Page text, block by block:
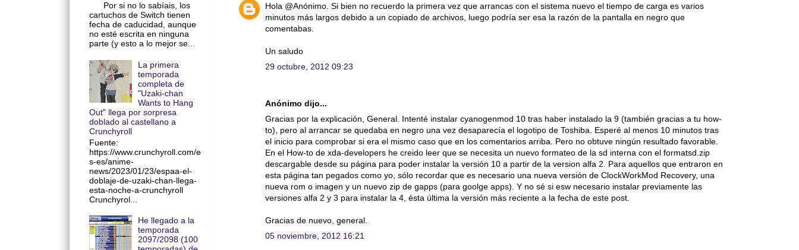
Hola @Anónimo. Si bien no recuerdo la primera vez que arrancas con el sistema nuevo el tiempo de carga es varios
minutos más largos debido a un copiado de archivos, luego podría ser esa la razón de la pantalla en negro que
comentabas.
Un saludo
29 octubre, 2012 09:23
Anónimo dijo...
Gracias por la explicación, General. Intenté instalar cyanogenmod 10 tras haber instalado la 9 (también gracias a tu how-
to), pero al arrancar se quedaba en negro una vez desaparecía el logotipo de Toshiba. Esperé al menos 10 minutos tras
el inicio para comprobar si era el mismo caso que en los comentarios arriba. Pero no obtuve ningún resultado favorable.
En el How-to de xda-developers he creido leer que se necesita un nuevo formateo de la sd interna con el formatsd.zip
descargable desde su página para poder instalar la versión 10 a partir de la version alfa 2. Para aquellos que entraron en
esta página tan pegados como yo, sólo recordar que es necesario una nueva versión de ClockWorkMod Recovery, una
nueva rom o imagen y un nuevo zip de gapps (para goolge apps). Y no sé si esw necesario instalar previamente las
versiones alfa 2 y 3 para instalar la 4, ésta última la versión más reciente a la fecha de este post.
Gracias de nuevo, general.
05 noviembre, 2012 16:21
Por si no lo sabíais, los
cartuchos de Switch tienen
fecha de caducidad, aunque
no esté escrita en ninguna
parte (y esto a lo mejor se...
La primera
temporada
completa de
"Uzaki-chan
Wants to Hang
Out" llega por sorpresa
doblado al castellano a
Crunchyroll
Fuente:
https://www.crunchyroll.com/e
s-es/anime-
news/2023/01/23/espaa-el-
doblaje-de-uzaki-chan-llega-
esta-noche-a-crunchyroll
Crunchyrol...
He llegado a la
temporada
2097/2098 (100